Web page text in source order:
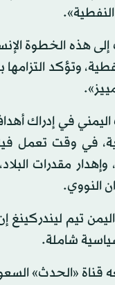
هذه الخطوة
وتؤكد
في إدراك
في وقت تعمل
مقدرات
النووي.
تيم ليندركينغ
شاملة.
قناة «الحدث»